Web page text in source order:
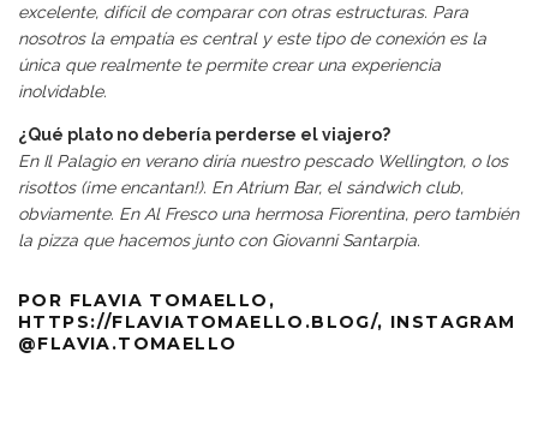
excelente, difícil de comparar con otras estructuras. Para
nosotros la empatía es central y este tipo de conexión es la
única que realmente te permite crear una experiencia
inolvidable.
¿Qué plato no debería perderse el viajero?
En Il Palagio en verano diría nuestro pescado Wellington, o los
risottos (¡me encantan!). En Atrium Bar, el sándwich club,
obviamente. En Al Fresco una hermosa Fiorentina, pero también
la pizza que hacemos junto con Giovanni Santarpia.
POR FLAVIA TOMAELLO,
HTTPS://FLAVIATOMAELLO.BLOG/, INSTAGRAM
@FLAVIA.TOMAELLO